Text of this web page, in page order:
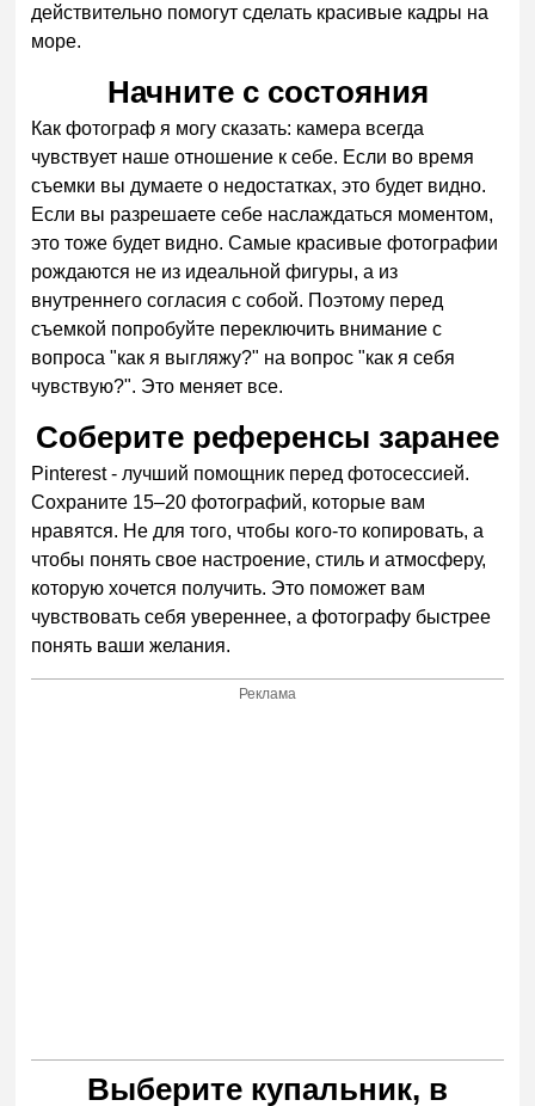
действительно помогут сделать красивые кадры на
море.
Начните с состояния
Как фотограф я могу сказать: камера всегда
чувствует наше отношение к себе. Если во время
съемки вы думаете о недостатках, это будет видно.
Если вы разрешаете себе наслаждаться моментом,
это тоже будет видно. Самые красивые фотографии
рождаются не из идеальной фигуры, а из
внутреннего согласия с собой. Поэтому перед
съемкой попробуйте переключить внимание с
вопроса "как я выгляжу?" на вопрос "как я себя
чувствую?". Это меняет все.
Соберите референсы заранее
Pinterest - лучший помощник перед фотосессией.
Сохраните 15–20 фотографий, которые вам
нравятся. Не для того, чтобы кого-то копировать, а
чтобы понять свое настроение, стиль и атмосферу,
которую хочется получить. Это поможет вам
чувствовать себя увереннее, а фотографу быстрее
понять ваши желания.
Реклама
Выберите купальник, в